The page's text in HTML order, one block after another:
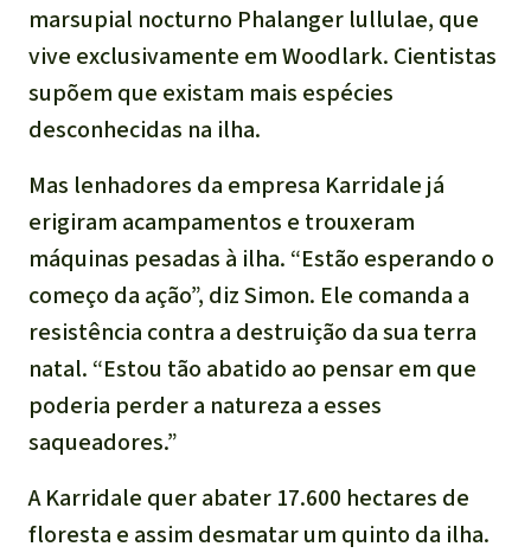
marsupial nocturno Phalanger lullulae, que
vive exclusivamente em Woodlark. Cientistas
supõem que existam mais espécies
desconhecidas na ilha.
Mas lenhadores da empresa Karridale já
erigiram acampamentos e trouxeram
máquinas pesadas à ilha. “Estão esperando o
começo da ação”, diz Simon. Ele comanda a
resistência contra a destruição da sua terra
natal. “Estou tão abatido ao pensar em que
poderia perder a natureza a esses
saqueadores.”
A Karridale quer abater 17.600 hectares de
floresta e assim desmatar um quinto da ilha.